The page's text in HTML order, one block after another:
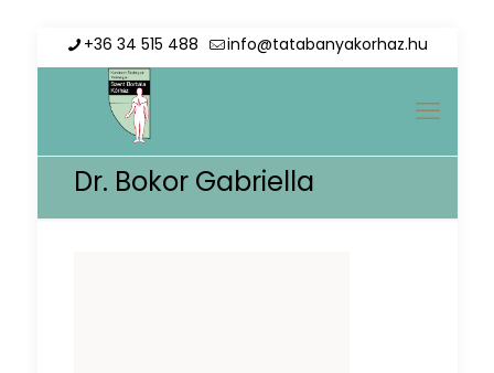
+36 34 515 488 info@tatabanyakorhaz.hu
Dr. Bokor Gabriella